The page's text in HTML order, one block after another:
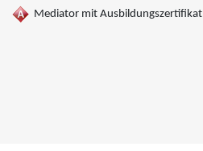
Mediator mit Ausbildungszertifikat